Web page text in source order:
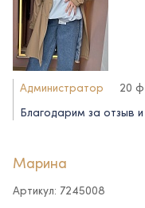
Администратор
20
Благодарим за отзыв
Марина
Артикул: 7245008